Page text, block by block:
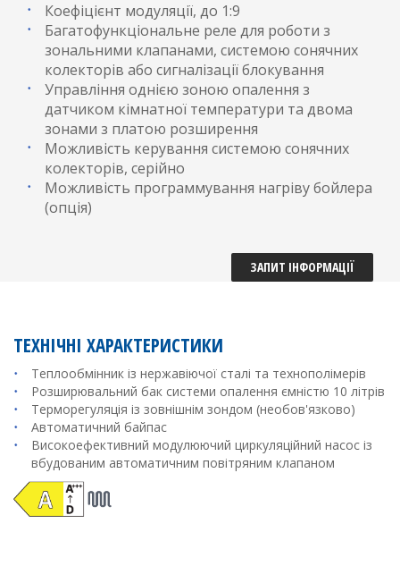
Коефіцієнт модуляції, до 1:9
Багатофункціональне реле для роботи з
зональними клапанами, системою сонячних
колекторів або сигналізації блокування
Управління однією зоною опалення з
датчиком кімнатної температури та двома
зонами з платою розширення
Можливість керування системою сонячних
колекторів, серійно
Можливість программування нагріву бойлера
(опція)
ЗАПИТ ІНФОРМАЦІЇ
ТЕХНІЧНІ ХАРАКТЕРИСТИКИ
Теплообмінник із нержавіючої сталі та технополімерів
Розширювальний бак системи опалення ємністю 10 літрів
Терморегуляція із зовнішнім зондом (необов'язково)
Автоматичний байпас
Високоефективний модулюючий циркуляційний насос із
вбудованим автоматичним повітряним клапаном